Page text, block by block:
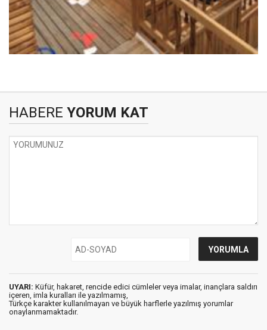
HABERE YORUM KAT
UYARI: Küfür, hakaret, rencide edici cümleler veya imalar, inançlara saldırı
içeren, imla kuralları ile yazılmamış,
Türkçe karakter kullanılmayan ve büyük harflerle yazılmış yorumlar
onaylanmamaktadır.